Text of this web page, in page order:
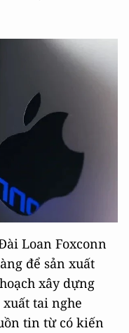
Loan Foxconn
để sản xuất
xây dựng
tai nghe
tin từ có kiến